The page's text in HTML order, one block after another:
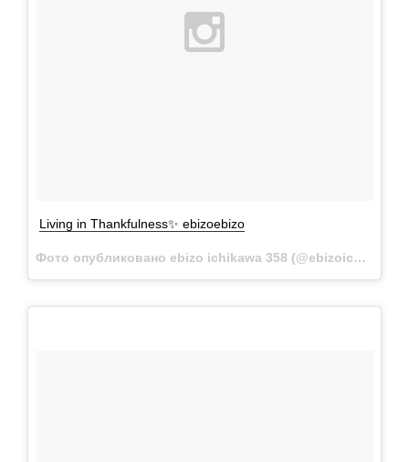
Living in Thankfulness✨ ebizoebizo
Фото опубликовано ebizo ichikawa 358 (@ebizoichikawa.ebizoichikawa)